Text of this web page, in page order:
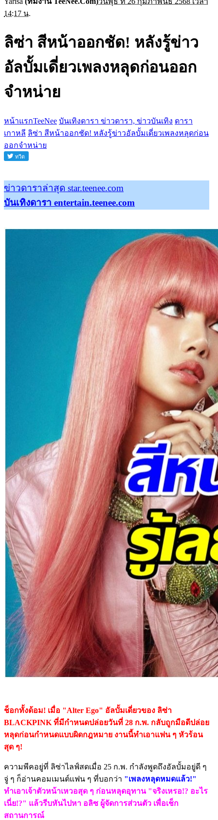
14:17 น.
ลิซ่า สีหน้าออกชัด! หลังรู้ข่าว
อัลบั้มเดี่ยวเพลงหลุดก่อนออก
จำหน่าย
หน้าแรกTeeNee บันเทิงดารา ข่าวดารา, ข่าวบันเทิง ดารา
เกาหลี ลิซ่า สีหน้าออกชัด! หลังรู้ข่าวอัลบั้มเดี่ยวเพลงหลุดก่อน
ออกจำหน่าย
ข่าวดาราล่าสุด star.teenee.com
บันเทิงดารา entertain.teenee.com
ช็อกทั้งด้อม! เมื่อ "Alter Ego" อัลบั้มเดี่ยวของ ลิซ่า
BLACKPINK ที่มีกำหนดปล่อยวันที่ 28 ก.พ. กลับถูกมือดีปล่อย
หลุดก่อนกำหนดแบบผิดกฎหมาย งานนี้ทำเอาแฟน ๆ หัวร้อน
สุด ๆ!
ความพีคอยู่ที่ ลิซ่าไลฟ์สดเมื่อ 25 ก.พ. กำลังพูดถึงอัลบั้มอยู่ดี ๆ
จู่ ๆ ก็อ่านคอมเมนต์แฟน ๆ ที่บอกว่า "เพลงหลุดหมดแล้ว!"
ทำเอาเจ้าตัวหน้าเหวอสุด ๆ ก่อนหลุดอุทาน "จริงเหรอ!? อะไร
เนี่ย!?" แล้วรีบหันไปหา อลิซ ผู้จัดการส่วนตัว เพื่อเช็ก
สถานการณ์